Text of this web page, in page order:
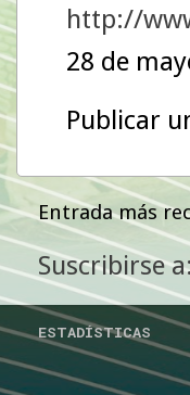
http://
28 de
Publicar
Entrada más
Suscribirse
ESTADÍSTICAS